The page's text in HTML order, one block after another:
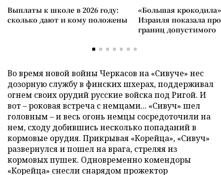
Выплаты к школе в 2026 году:
сколько дают и кому положены
«Большая
Израиля показала
границ допустимого
Во время новой войны Черкасов на «Сивуче» нес
дозорную службу в финских шхерах, поддерживал
огнем своих орудий русские войска под Ригой. И
вот – роковая встреча с немцами... «Сивуч» шел
головным – и весь огонь немцы сосредоточили на
нем, сходу добившись несколько попаданий в
кормовые орудия. Прикрывая «Корейца», «Сивуч»
развернулся и пошел на врага, стреляя из
кормовых пушек. Одновременно комендоры
«Корейца» снесли снарядом прожектор